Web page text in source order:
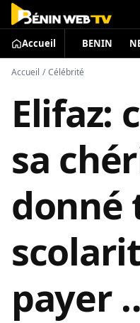
Accueil BENIN
Accueil / Célébrité
Elifaz:
sa
donné
payer